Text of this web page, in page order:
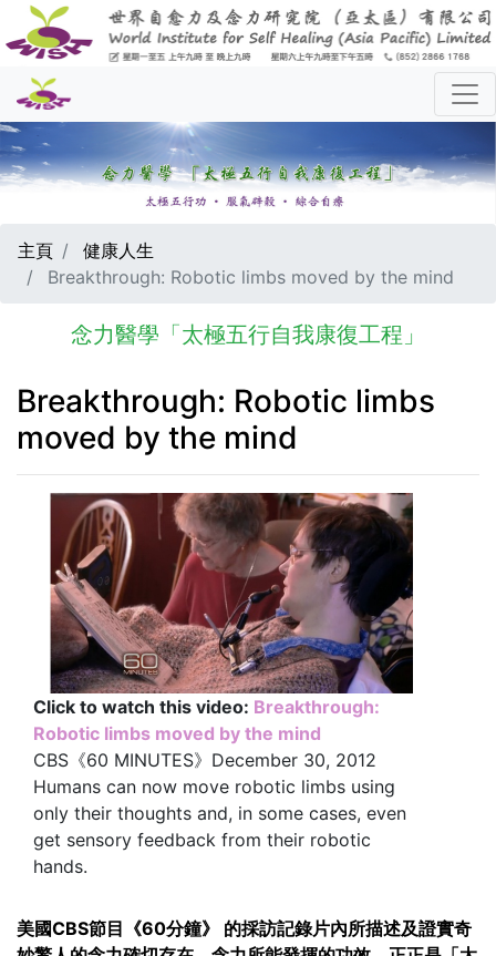
主頁
健康人生
Breakthrough: Robotic limbs moved by the mind
念力醫學「太極五行自我康復工程」
Breakthrough: Robotic limbs
moved by the mind
Click to watch this video: Breakthrough:
Robotic limbs moved by the mind
CBS《60 MINUTES》December 30, 2012
Humans can now move robotic limbs using
only their thoughts and, in some cases, even
get sensory feedback from their robotic
hands.
美國CBS節目《60分鐘》 的採訪記錄片內所描述及證實奇